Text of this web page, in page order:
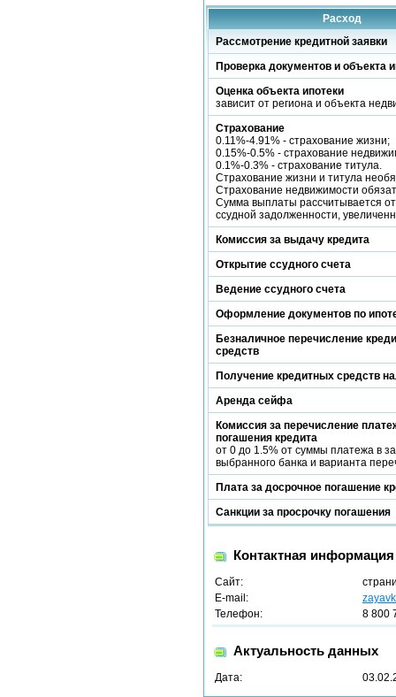
Расход
Рассмотрение кредитной заявки
Проверка документов и объекта
Оценка объекта ипотеки
зависит от региона и объекта
Страхование
0.11%-4.91% - страхование жизни;
0.15%-0.5% - страхование
0.1%-0.3% - страхование титула.
Страхование жизни и титула
Страхование недвижимости
Сумма выплаты рассчитывается от
ссудной задолженности,
Комиссия за выдачу кредита
Открытие ссудного счета
Ведение ссудного счета
Оформление документов по
Безналичное перечисление
средств
Получение кредитных средств
Аренда сейфа
Комиссия за перечисление
погашения кредита
от 0 до 1.5% от суммы платежа в
выбранного банка и варианта
Плата за досрочное погашение
Санкции за просрочку погашения
Контактная информация
Сайт:
E-mail:
Телефон:
8 800
Актуальность данных
Дата: